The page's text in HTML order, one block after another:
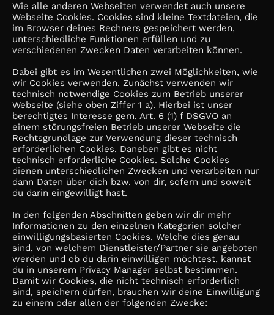
Wie alle anderen Webseiten verwendet auch unsere
Webseite Cookies. Cookies sind kleine Textdateien, die
im Browser deines Rechners gespeichert werden,
unterschiedliche Funktionen erfüllen und zu
verschiedenen Zwecken Daten verarbeiten können.
Dabei gibt es im Wesentlichen zwei Möglichkeiten, wie
wir Cookies verwenden. Zunächst verwenden wir
technisch notwendige Cookies zum Betrieb unserer
Webseite (siehe oben Ziffer 1 a). Hierbei ist unser
berechtigtes Interesse gem. Art. 6 (1) f DSGVO an
einem störungsfreien Betrieb unserer Webseite die
Rechtsgrundlage zur Verwendung dieser technisch
erforderlichen Cookies. Daneben gibt es nicht
technisch erforderliche Cookies. Solche Cookies
dienen unterschiedlichen Zwecken und verarbeiten nur
dann Daten über dich bzw. von dir, sofern und soweit
du darin eingewilligt hast.
In den folgenden Abschnitten geben wir dir mehr
Informationen zu den einzelnen Kategorien solcher
einwilligungsbasierten Cookies. Welche dies genau
sind, von welchem Dienstleister/Partner sie angeboten
werden und ob du darin einwilligen möchtest, kannst
du in unserem Privacy Manager selbst bestimmen.
Damit wir Cookies, die nicht technisch erforderlich
sind, speichern dürfen, brauchen wir deine Einwilligung
zu einem oder allen der folgenden Zwecke: